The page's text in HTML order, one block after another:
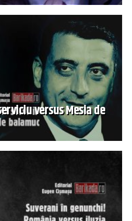
versus Mesia de